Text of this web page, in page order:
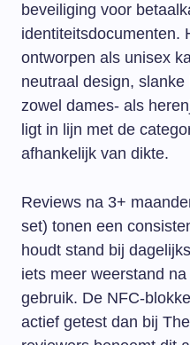
beveiliging voor
identiteitsdocumenten.
ontworpen als unisex
neutraal design,
zowel dames- als
ligt in lijn met de
afhankelijk van dikte.
Reviews na 3+
set) tonen een
houdt stand bij
iets meer weerstand
gebruik. De NFC-
actief getest dan bij